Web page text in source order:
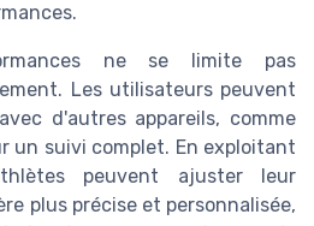
ne se limite pas
Les utilisateurs peuvent
d'autres appareils, comme
un suivi complet. En exploitant
peuvent ajuster leur
plus précise et personnalisée,
GT 6 avec Freebuds